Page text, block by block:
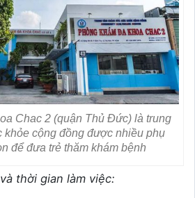
Chac 2 (quận Thủ Đức) là trung
khỏe cộng đồng được nhiều phụ
để đưa trẻ thăm khám bệnh
thời gian làm việc: